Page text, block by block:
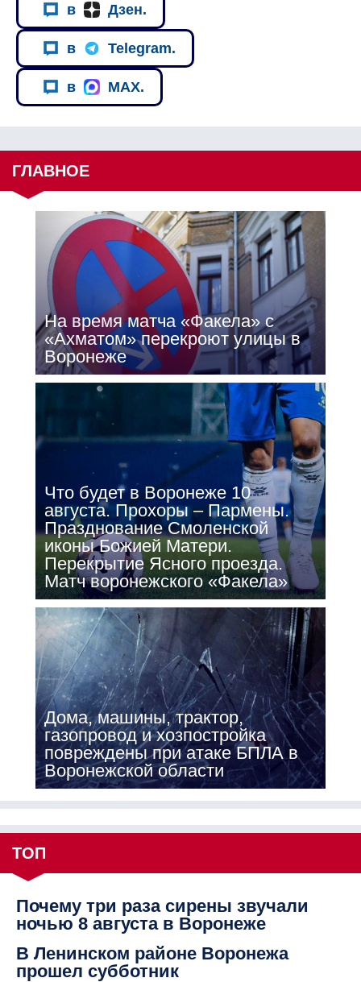
в Дзен.
в Telegram.
в MAX.
ГЛАВНОЕ
На время матча «Факела» с
«Ахматом» перекроют улицы в
Воронеже
Что будет в Воронеже 10
августа. Прохоры – Пармены.
Празднование Смоленской
иконы Божией Матери.
Перекрытие Ясного проезда.
Матч воронежского «Факела»
Дома, машины, трактор,
газопровод и хозпостройка
повреждены при атаке БПЛА в
Воронежской области
ТОП
Почему три раза сирены звучали
ночью 8 августа в Воронеже
В Ленинском районе Воронежа
прошел субботник